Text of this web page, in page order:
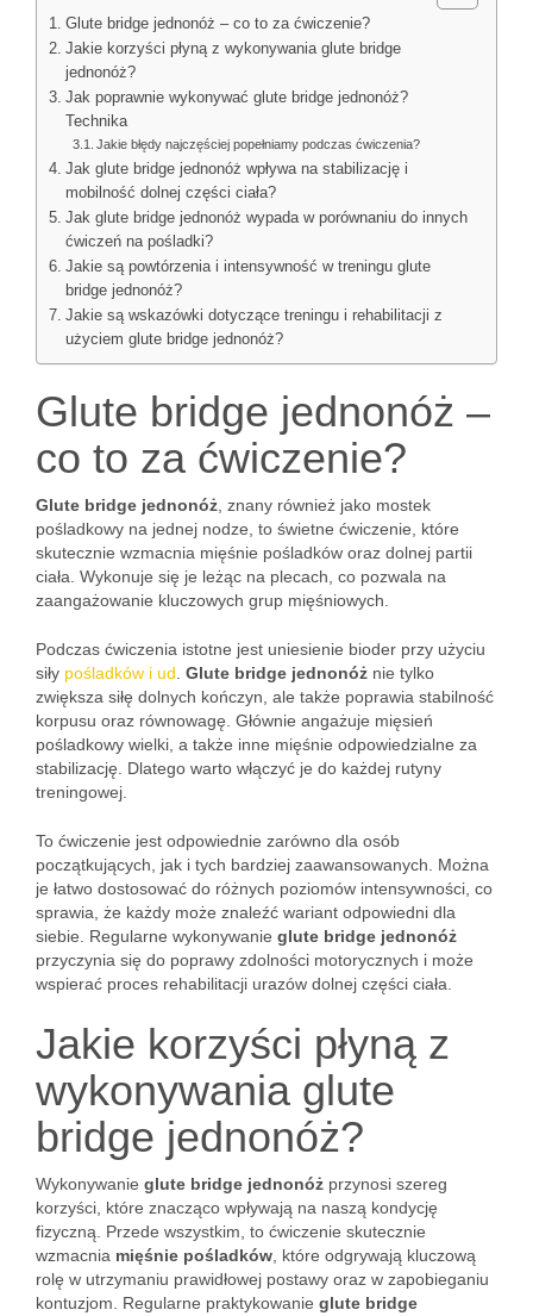
Glute bridge jednonóż – co to za ćwiczenie?
Jakie korzyści płyną z wykonywania glute bridge
jednonóż?
Jak poprawnie wykonywać glute bridge jednonóż?
Technika
Jakie błędy najczęściej popełniamy podczas ćwiczenia?
Jak glute bridge jednonóż wpływa na stabilizację i
mobilność dolnej części ciała?
Jak glute bridge jednonóż wypada w porównaniu do innych
ćwiczeń na pośladki?
Jakie są powtórzenia i intensywność w treningu glute
bridge jednonóż?
Jakie są wskazówki dotyczące treningu i rehabilitacji z
użyciem glute bridge jednonóż?
Glute bridge jednonóż –
co to za ćwiczenie?
Glute bridge jednonóż , znany również jako mostek
pośladkowy na jednej nodze, to świetne ćwiczenie, które
skutecznie wzmacnia mięśnie pośladków oraz dolnej partii
ciała. Wykonuje się je leżąc na plecach, co pozwala na
zaangażowanie kluczowych grup mięśniowych.
Podczas ćwiczenia istotne jest uniesienie bioder przy użyciu
siły pośladków i ud Glute bridge jednonóż nie tylko
zwiększa siłę dolnych kończyn, ale także poprawia stabilność
korpusu oraz równowagę. Głównie angażuje mięsień
pośladkowy wielki, a także inne mięśnie odpowiedzialne za
stabilizację. Dlatego warto włączyć je do każdej rutyny
treningowej.
To ćwiczenie jest odpowiednie zarówno dla osób
początkujących, jak i tych bardziej zaawansowanych. Można
je łatwo dostosować do różnych poziomów intensywności, co
sprawia, że każdy może znaleźć wariant odpowiedni dla
siebie. Regularne wykonywanie glute bridge jednonóż
przyczynia się do poprawy zdolności motorycznych i może
wspierać proces rehabilitacji urazów dolnej części ciała.
Jakie korzyści płyną z
wykonywania glute
bridge jednonóż?
Wykonywanie glute bridge jednonóż przynosi szereg
korzyści, które znacząco wpływają na naszą kondycję
fizyczną. Przede wszystkim, to ćwiczenie skutecznie
wzmacnia mięśnie pośladków , które odgrywają kluczową
rolę w utrzymaniu prawidłowej postawy oraz w zapobieganiu
kontuzjom. Regularne praktykowanie glute bridge